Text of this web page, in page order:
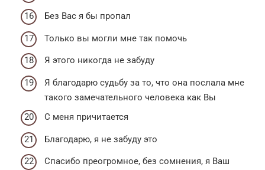
Без Вас я бы пропал
Только вы могли мне так помочь
Я этого никогда не забуду
Я благодарю судьбу за то, что она послала мне
такого замечательного человека как Вы
С меня причитается
Благодарю, я не забуду это
Спасибо преогромное, без сомнения, я Ваш